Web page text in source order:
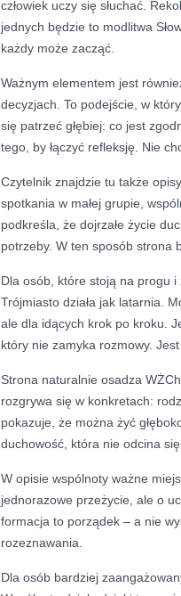
człowiek uczy się słuchać.
jednych będzie to modlitwa
każdy może zacząć.
Ważnym elementem jest
decyzjach. To podejście, w
się patrzeć głębiej: co jest
tego, by łączyć refleksję. Nie
Czytelnik znajdzie tu także
spotkania w małej grupie,
podkreśla, że dojrzałe życie
potrzeby. W ten sposób strona
Dla osób, które stoją na progu i
Trójmiasto działa jak latarnia.
ale dla idących krok po kroku.
który nie zamyka rozmowy.
Strona naturalnie osadza
rozgrywa się w konkretach:
pokazuje, że można żyć
duchowość, która nie odcina
W opisie wspólnoty ważne
jednorazowe przeżycie, ale o
formacja to porządek – a nie
rozeznawania.
Dla osób bardziej